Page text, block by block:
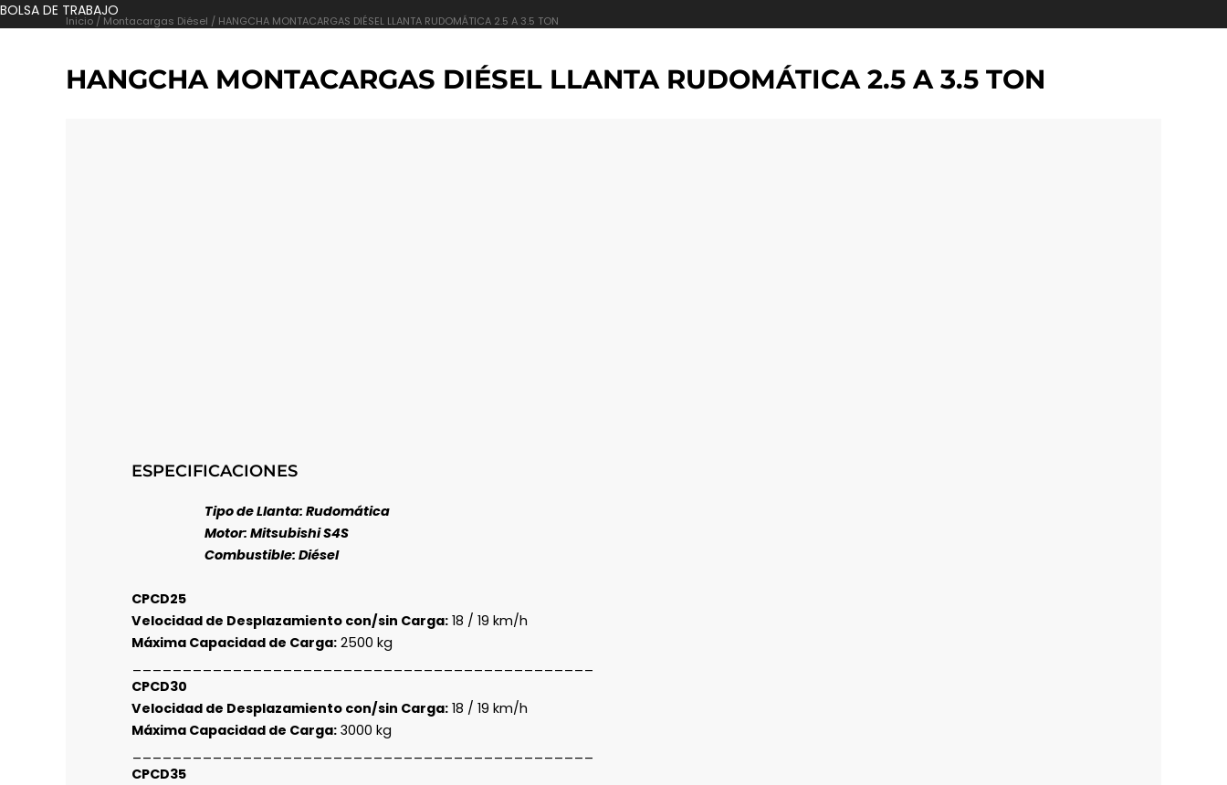
BOLSA DE TRABAJO
Inicio / Montacargas Diésel / HANGCHA MONTACARGAS DIÉSEL LLANTA RUDOMÁTICA 2.5 A 3.5 TON
HANGCHA MONTACARGAS DIÉSEL LLANTA RUDOMÁTICA 2.5 A 3.5 TON
ESPECIFICACIONES
Tipo de Llanta: Rudomática
Motor: Mitsubishi S4S
Combustible: Diésel
CPCD25
Velocidad de Desplazamiento con/sin Carga: 18 / 19 km/h
Máxima Capacidad de Carga: 2500 kg
CPCD30
Velocidad de Desplazamiento con/sin Carga: 18 / 19 km/h
Máxima Capacidad de Carga: 3000 kg
CPCD35